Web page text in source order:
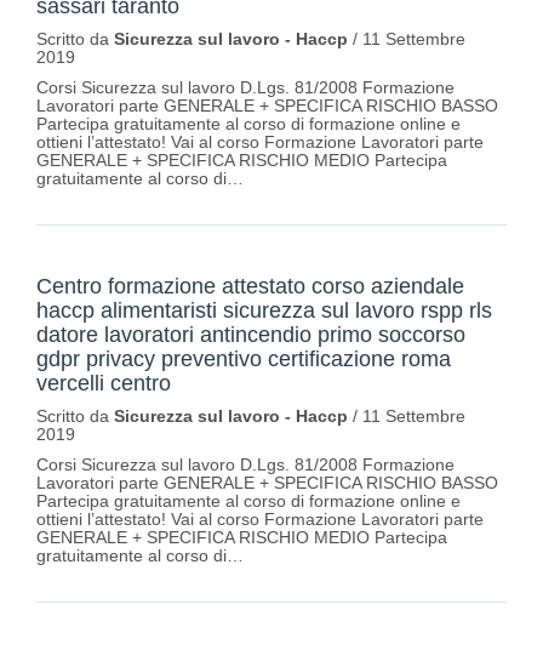
sassari taranto
Scritto da Sicurezza sul lavoro - Haccp / 11 Settembre
2019
Corsi Sicurezza sul lavoro D.Lgs. 81/2008 Formazione
Lavoratori parte GENERALE + SPECIFICA RISCHIO BASSO
Partecipa gratuitamente al corso di formazione online e
ottieni l’attestato! Vai al corso Formazione Lavoratori parte
GENERALE + SPECIFICA RISCHIO MEDIO Partecipa
gratuitamente al corso di…
Centro formazione attestato corso aziendale
haccp alimentaristi sicurezza sul lavoro rspp rls
datore lavoratori antincendio primo soccorso
gdpr privacy preventivo certificazione roma
vercelli centro
Scritto da Sicurezza sul lavoro - Haccp / 11 Settembre
2019
Corsi Sicurezza sul lavoro D.Lgs. 81/2008 Formazione
Lavoratori parte GENERALE + SPECIFICA RISCHIO BASSO
Partecipa gratuitamente al corso di formazione online e
ottieni l’attestato! Vai al corso Formazione Lavoratori parte
GENERALE + SPECIFICA RISCHIO MEDIO Partecipa
gratuitamente al corso di…